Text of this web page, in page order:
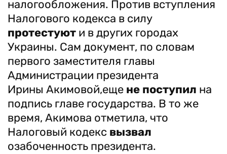
налогообложения. Против вступления
Налогового кодекса в силу
протестуют и в других городах
Украины. Сам документ, по словам
первого заместителя главы
Администрации президента
Ирины Акимовой,еще не поступил на
подпись главе государства. В то же
время, Акимова отметила, что
Налоговый кодекс вызвал
озабоченность президента.